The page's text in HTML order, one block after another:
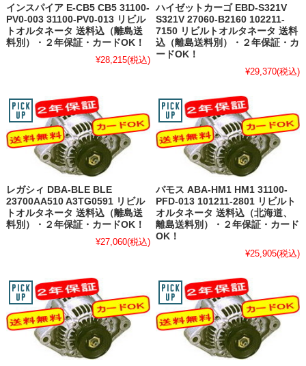
インスパイア E-CB5 CB5 31100-
PV0-003 31100-PV0-013 リビル
トオルタネータ 送料込（離島送
料別）・２年保証・カードOK！
¥28,215(税込)
ハイゼットカーゴ EBD-S321V
S321V 27060-B2160 102211-
7150 リビルトオルタネータ 送料
込（離島送料別）・２年保証・カ
ードOK！
¥29,370(税込)
レガシィ DBA-BLE BLE
23700AA510 A3TG0591 リビル
トオルタネータ 送料込（離島送
料別）・２年保証・カードOK！
¥27,060(税込)
バモス ABA-HM1 HM1 31100-
PFD-013 101211-2801 リビルト
オルタネータ 送料込（北海道、
離島送料別）・２年保証・カード
OK！
¥25,905(税込)